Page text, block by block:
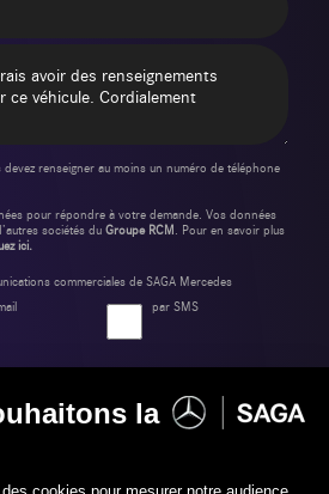
renseigner au moins un numéro de téléphone
pour répondre à votre demande. Vos données
sociétés du Groupe RCM . Pour en savoir plus
ici.
commerciales de SAGA Mercedes
par SMS
ma demande